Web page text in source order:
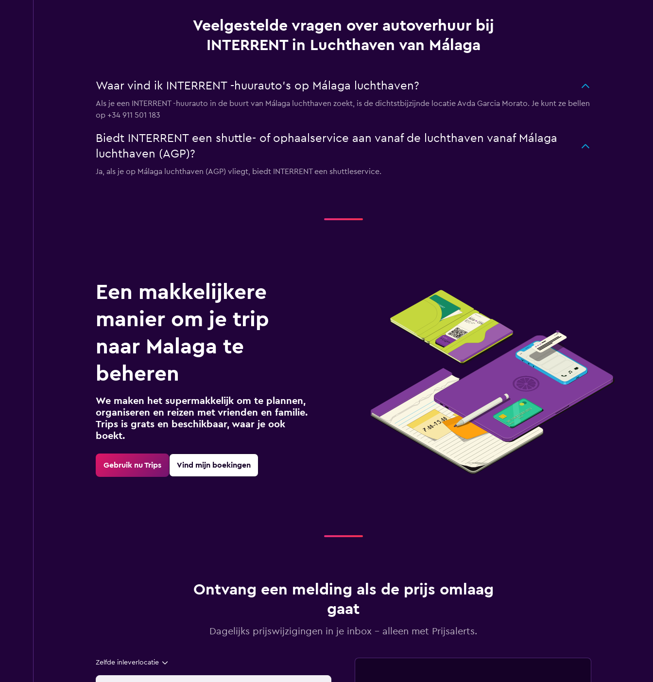
Veelgestelde vragen over autoverhuur bij
INTERRENT in Luchthaven van Málaga
Waar vind ik INTERRENT -huurauto's op Málaga luchthaven?
Als je een INTERRENT -huurauto in de buurt van Málaga luchthaven zoekt, is de dichtstbijzijnde locatie Avda Garcia Morato. Je kunt ze bellen
op +34 911 501 183
Biedt INTERRENT een shuttle- of ophaalservice aan vanaf de luchthaven vanaf Málaga
luchthaven (AGP)?
Ja, als je op Málaga luchthaven (AGP) vliegt, biedt INTERRENT een shuttleservice.
Een makkelijkere
manier om je trip
naar Malaga te
beheren
We maken het supermakkelijk om te plannen,
organiseren en reizen met vrienden en familie.
Trips is grats en beschikbaar, waar je ook
boekt.
Gebruik nu Trips Vind mijn boekingen
Ontvang een melding als de prijs omlaag
gaat
Dagelijks prijswijzigingen in je inbox - alleen met Prijsalerts.
Zelfde inleverlocatie